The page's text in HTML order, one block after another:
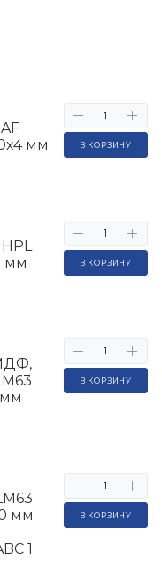
мм
1
В КОРЗИНУ
мм
В КОРЗИНУ
мм
В КОРЗИНУ
мм
В КОРЗИНУ